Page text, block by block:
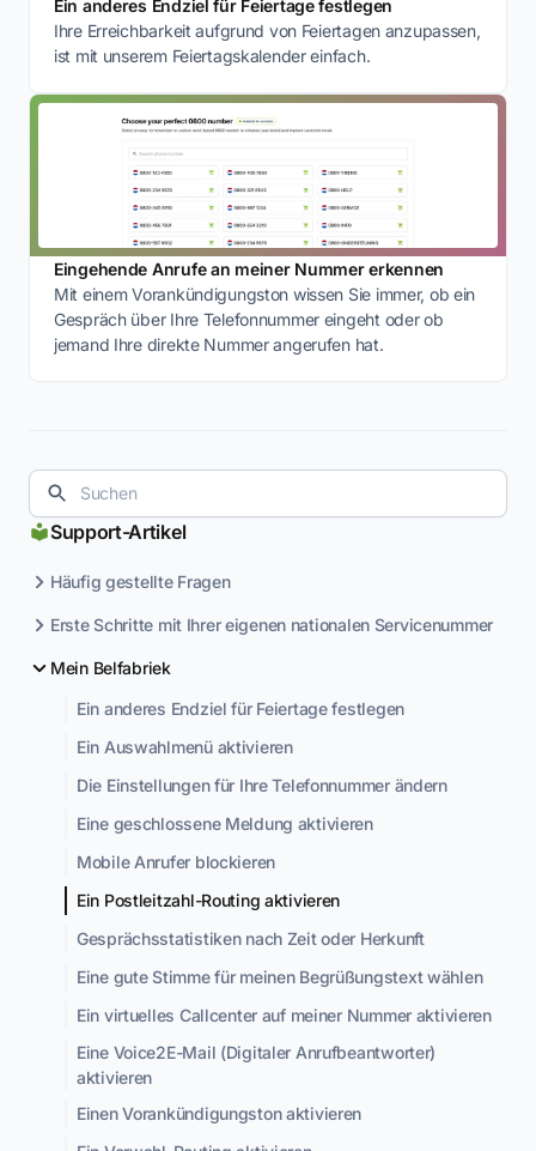
Support-Artikel
Häufig gestellte Fragen
Erste Schritte mit Ihrer eigenen nationalen Servicenummer
Mein Belfabriek
Ein anderes Endziel für Feiertage festlegen
Ein Auswahlmenü aktivieren
Die Einstellungen für Ihre Telefonnummer ändern
Eine geschlossene Meldung aktivieren
Mobile Anrufer blockieren
Ein Postleitzahl-Routing aktivieren
Gesprächsstatistiken nach Zeit oder Herkunft
Eine gute Stimme für meinen Begrüßungstext wählen
Ein virtuelles Callcenter auf meiner Nummer aktivieren
Eine Voice2E-Mail (Digitaler Anrufbeantworter)
aktivieren
Einen Vorankündigungston aktivieren
Ein anderes Endziel für Feiertage festlegen
Ihre Erreichbarkeit aufgrund von Feiertagen anzupassen,
ist mit unserem Feiertagskalender einfach.
Eingehende Anrufe an meiner Nummer erkennen
Mit einem Vorankündigungston wissen Sie immer, ob ein
Gespräch über Ihre Telefonnummer eingeht oder ob
jemand Ihre direkte Nummer angerufen hat.